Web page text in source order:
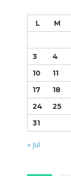
L
M
3
4
10
11
17
18
24
25
31
« Jul